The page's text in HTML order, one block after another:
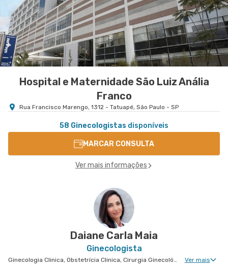
Alameda Caulim nr. 115 1° Andar - Ceramica, Sao
Caetano do Sul - SP
VER MAPA
Hospital e Maternidade São Luiz Anália
Franco
Rua Francisco Marengo, 1312 - Tatuapé, São Paulo - SP
58 Ginecologistas disponíveis
MARCAR CONSULTA
Ver mais informações
Daiane Carla Maia
Ginecologista
Ginecologia Clinica, Obstetrícia Clinica, Cirurgia Ginecológica, Mastologia Clinica Ver mais